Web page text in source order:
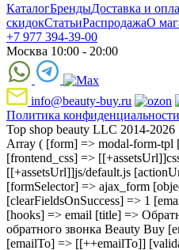
КаталогБрендыДоставка и
скидокСтатьиРаспродажаО
+7 977 394-39-00
Москва 10:00 - 20:00
info@beauty-buy.ru
Политика конфиденциальности
Top shop beauty LLC 2014-2026
Array ( [form] => modal-form-tpl
[frontend_css] =>
[[+assetsUrl]]js/default.js
[formSelector] => ajax_form
[clearFieldsOnSuccess] => 1
[hooks] => email [title] =>
обратного звонка Beauty Buy
[emailTo] => [[++emailTo]]